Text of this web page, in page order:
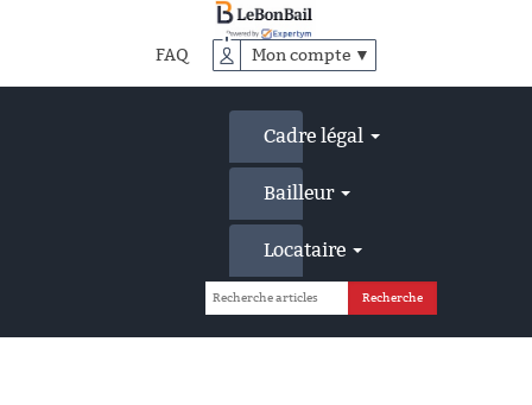
FAQ Mon compte ▼
Cadre légal
Bailleur
Locataire